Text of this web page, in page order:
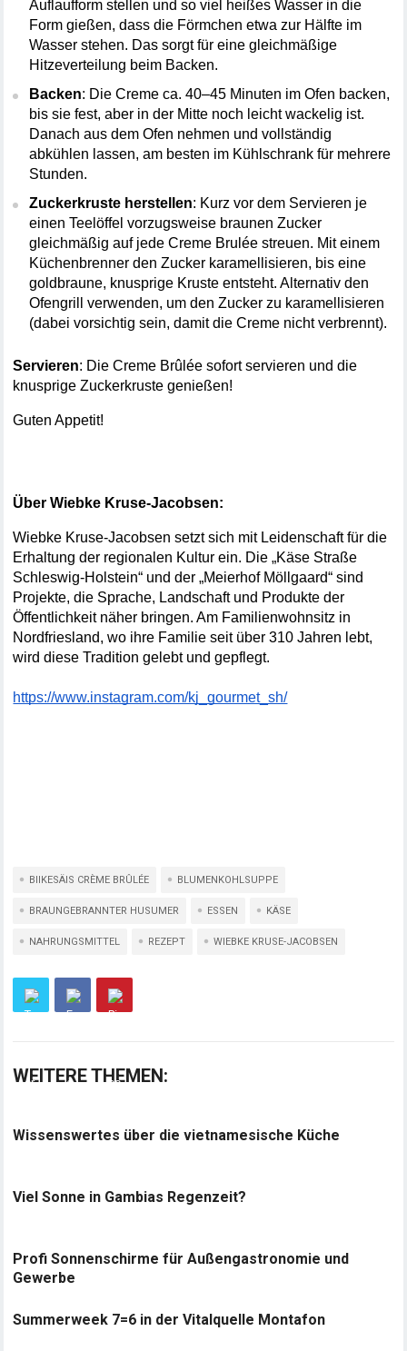
Auflaufform stellen und so viel heißes Wasser in die
Form gießen, dass die Förmchen etwa zur Hälfte im
Wasser stehen. Das sorgt für eine gleichmäßige
Hitzeverteilung beim Backen.
Backen: Die Creme ca. 40–45 Minuten im Ofen backen,
bis sie fest, aber in der Mitte noch leicht wackelig ist.
Danach aus dem Ofen nehmen und vollständig
abkühlen lassen, am besten im Kühlschrank für mehrere
Stunden.
Zuckerkruste herstellen: Kurz vor dem Servieren je
einen Teelöffel vorzugsweise braunen Zucker
gleichmäßig auf jede Creme Brulée streuen. Mit einem
Küchenbrenner den Zucker karamellisieren, bis eine
goldbraune, knusprige Kruste entsteht. Alternativ den
Ofengrill verwenden, um den Zucker zu karamellisieren
(dabei vorsichtig sein, damit die Creme nicht verbrennt).
Servieren: Die Creme Brûlée sofort servieren und die
knusprige Zuckerkruste genießen!
Guten Appetit!
Über Wiebke Kruse-Jacobsen:
Wiebke Kruse-Jacobsen setzt sich mit Leidenschaft für die
Erhaltung der regionalen Kultur ein. Die „Käse Straße
Schleswig-Holstein“ und der „Meierhof Möllgaard“ sind
Projekte, die Sprache, Landschaft und Produkte der
Öffentlichkeit näher bringen. Am Familienwohnsitz in
Nordfriesland, wo ihre Familie seit über 310 Jahren lebt,
wird diese Tradition gelebt und gepflegt.
https://www.instagram.com/kj_gourmet_sh/
BIIKESÄIS CRÈME BRÛLÉE BLUMENKOHLSUPPE
BRAUNGEBRANNTER HUSUMER ESSEN KÄSE
NAHRUNGSMITTEL REZEPT WIEBKE KRUSE-JACOBSEN
WEITERE THEMEN:
Wissenswertes über die vietnamesische Küche
Viel Sonne in Gambias Regenzeit?
Profi Sonnenschirme für Außengastronomie und
Gewerbe
Summerweek 7=6 in der Vitalquelle Montafon